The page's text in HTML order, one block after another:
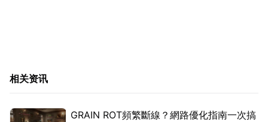
相关资讯
GRAIN ROT頻繁斷線？網路優化指南一次搞